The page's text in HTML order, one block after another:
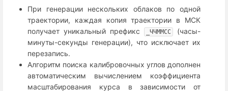
При генерации нескольких облаков по одной
траектории, каждая копия траектории в МСК
получает уникальный префикс
_ЧЧММСС
(часы-
минуты-секунды генерации), что исключает их
перезапись.
Алгоритм поиска калибровочных углов дополнен
автоматическим вычислением коэффициента
масштабирования курса в зависимости от